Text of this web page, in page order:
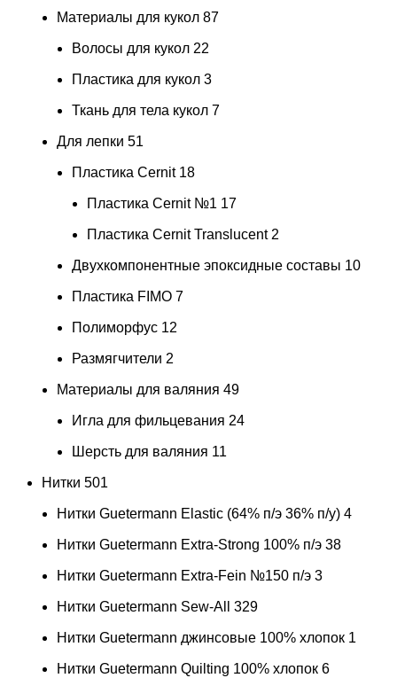
Материалы для кукол 87
Волосы для кукол 22
Пластика для кукол 3
Ткань для тела кукол 7
Для лепки 51
Пластика Cernit 18
Пластика Cernit №1 17
Пластика Cernit Translucent 2
Двухкомпонентные эпоксидные составы 10
Пластика FIMO 7
Полиморфус 12
Размягчители 2
Материалы для валяния 49
Игла для фильцевания 24
Шерсть для валяния 11
Нитки 501
Нитки Guetermann Elastic (64% п/э 36% п/у) 4
Нитки Guetermann Extra-Strong 100% п/э 38
Нитки Guetermann Extra-Fein №150 п/э 3
Нитки Guetermann Sew-All 329
Нитки Guetermann джинсовые 100% хлопок 1
Нитки Guetermann Quilting 100% хлопок 6